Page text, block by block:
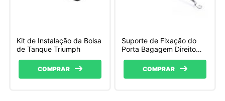
Kit de Instalação da Bolsa
de Tanque Triumph
COMPRAR
Suporte de Fixação do
Porta Bagagem Direito
COMPRAR